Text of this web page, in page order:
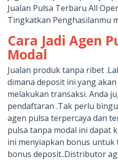
Jualan Pulsa Terbaru All
Tingkatkan Penghasilanmu
Cara Jadi Agen
Modal
Jualan produk tanpa ribet
dimana deposit ini yang
melakukan transaksi. Anda
pendaftaran .Tak perlu
agen pulsa terpercaya dan
pulsa tanpa modal ini dapat
ini menyiapkan bonus
bonus deposit..Distributor